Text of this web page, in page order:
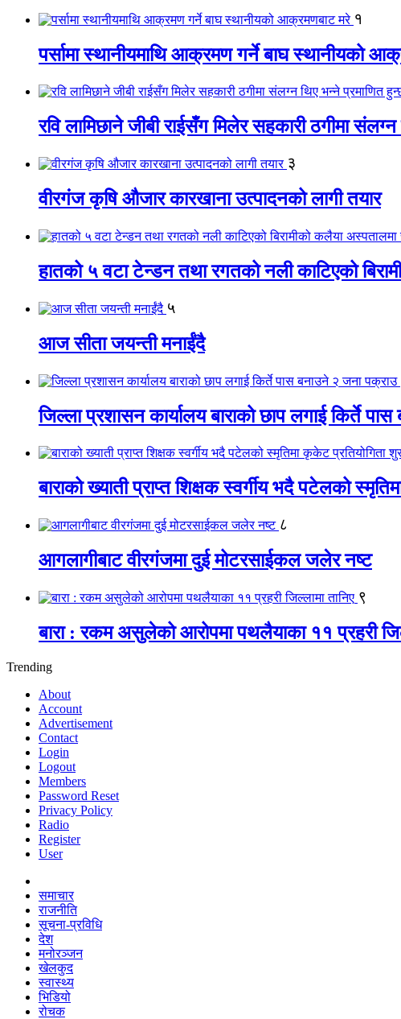
१
पर्सामा स्थानीयमाथि आक्रमण गर्ने बाघ स्थानीयको
रवि लामिछाने जीबी राईसँग मिलेर सहकारी ठगीमा
३
वीरगंज कृषि औजार कारखाना उत्पादनको लागी तयार
हातको ५ वटा टेन्डन तथा रगतको नली काटिएको
५
आज सीता जयन्ती मनाईंदै
जिल्ला प्रशासन कार्यालय बाराको छाप लगाई किर्ते
बाराको ख्याती प्राप्त शिक्षक स्वर्गीय भदै पटेलको
८
आगलागीबाट वीरगंजमा दुई मोटरसाईकल जलेर नष्ट
९
बारा : रकम असुलेको आरोपमा पथलैयाका ११ प्रहरी
Trending
About
Account
Advertisement
Contact
Login
Logout
Members
Password Reset
Privacy Policy
Radio
Register
User
समाचार
राजनीति
सूचना-प्रविधि
देश
मनोरञ्जन
खेलकुद
स्वास्थ्य
भिडियो
रोचक